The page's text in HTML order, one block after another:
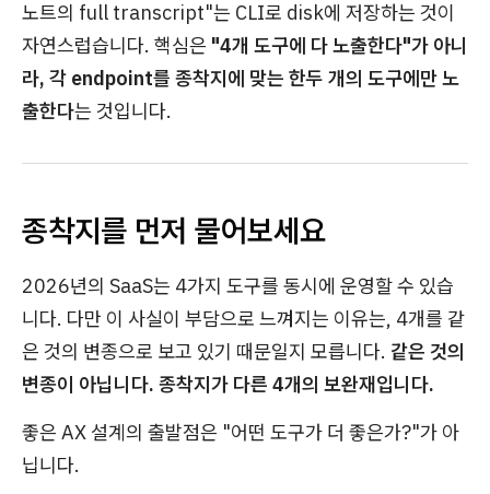
노트의 full transcript"는 CLI로 disk에 저장하는 것이
자연스럽습니다. 핵심은 "4개 도구에 다 노출한다"가 아니
라, 각 endpoint를 종착지에 맞는 한두 개의 도구에만 노
출한다는 것입니다.
종착지를 먼저 물어보세요
2026년의 SaaS는 4가지 도구를 동시에 운영할 수 있습
니다. 다만 이 사실이 부담으로 느껴지는 이유는, 4개를 같
은 것의 변종으로 보고 있기 때문일지 모릅니다. 같은 것의
변종이 아닙니다. 종착지가 다른 4개의 보완재입니다.
좋은 AX 설계의 출발점은 "어떤 도구가 더 좋은가?"가 아
닙니다.